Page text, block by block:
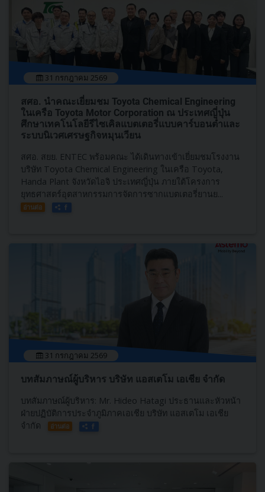
31 กรกฎาคม 2569
สศอ. นำคณะเยี่ยมชม Toyota Chemical Engineering
ในเครือ Toyota Motor Corporation ณ ประเทศญี่ปุ่น
ศึกษาเทคโนโลยีรีไซเคิลแบตเตอรี่แบบคาร์บอนต่ำและ
ระบบนิเวศเศรษฐกิจหมุนเวียน
สศอ. สยย. ENTEC พร้อมคณะ ได้เดินทางเข้าเยี่ยมชมโรงงาน
บริษัท Toyota Chemical Engineering ในเครือ Toyota,
Handa Plant จังหวัดไอจิ ประเทศญี่ปุ่น ภายใต้โครงการ
ยุทธศาสตร์อุตสาหกรรมการจัดการซากแบตเตอรี่ยานย...
อ่านต่อ
31 กรกฎาคม 2569
บทสัมภาษณ์ผู้บริหาร บริษัท แอสเตโม เอเชีย จำกัด
บทสัมภาษณ์ผู้บริหาร: Mr. Hideo Hatagi ประธานและหัวหน้า
ฝ่ายปฏิบัติการประจำภูมิภาคเอเชีย บริษัท แอสเตโม เอเชีย
จำกัด
อ่านต่อ